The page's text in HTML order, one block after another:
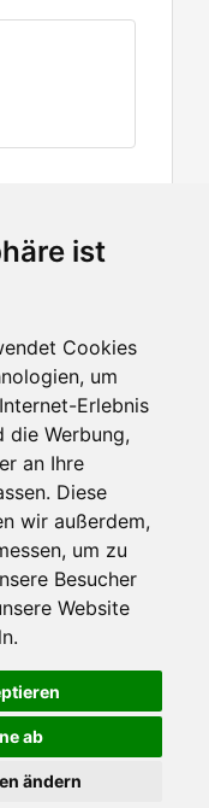
ist
Cookies
um
Erlebnis
die Werbung,
an Ihre
Diese
wir außerdem,
um zu
Besucher
Website
ab
ändern
весь функционал
подробности и, при желании,